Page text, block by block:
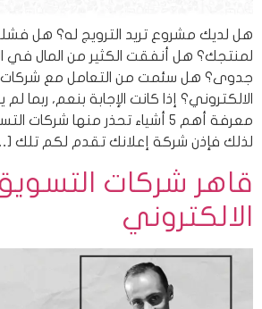
هل لديك مشروع تريد الترويج له؟ هل
لمنتجك؟ هل أنفقت الكثير من المال في
جدوى؟ هل سئمت من التعامل مع شركات
الالكتروني؟ إذا كانت الإجابة بنعم، ربما
معرفة أهم 5 أشياء تحذر منها
لذلك فإذن شركة إعلانك تقدم لكم تلك
قاهر شركات
الالكتروني